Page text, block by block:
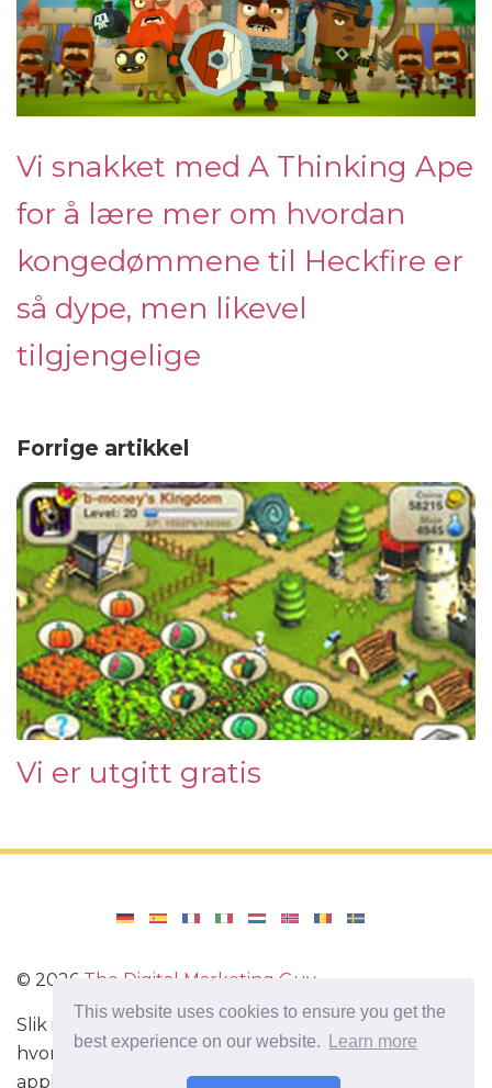
This website uses cookies to ensure you get the
best experience on our website.
Learn more
Vi snakket med A Thinking Ape
for å lære mer om hvordan
kongedømmene til Heckfire er
så dype, men likevel
tilgjengelige
Forrige artikkel
Vi er utgitt gratis
© 2026 The Digital Marketing Guy
Slik installerer du Windows på datamaskinen din,
hvordan du konfigurerer Windows. Anmeldelser av
applikasjoner og spill for Android, omtaler av